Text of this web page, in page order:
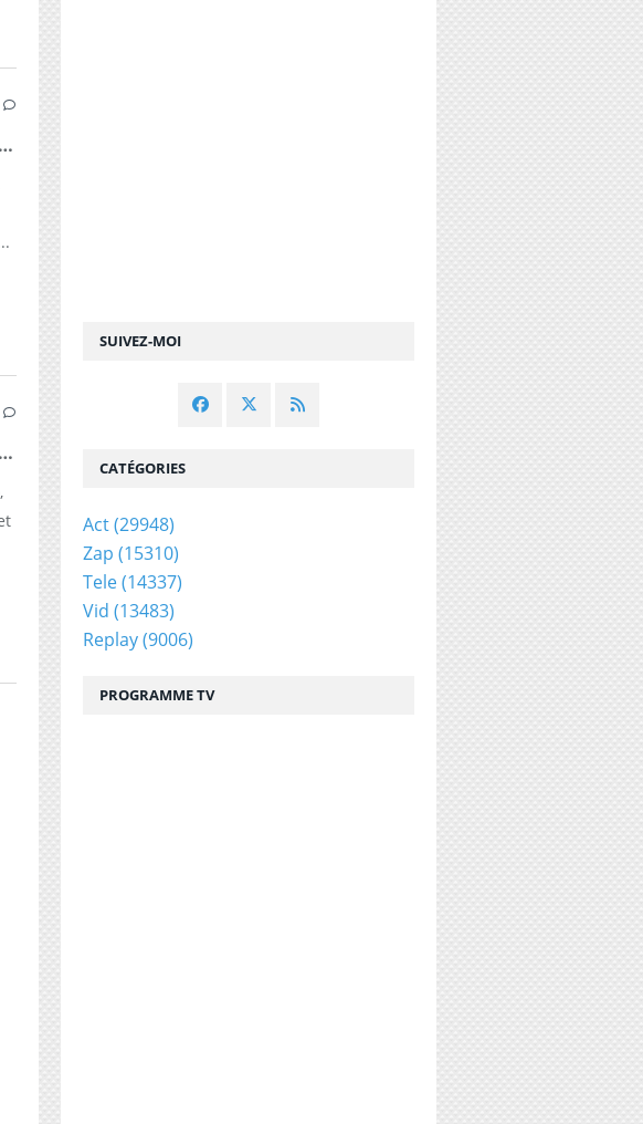
C'est mon choix - Je suis le roi du karaoké
Pas de pitié pour les croissants - Force croissants
SUIVEZ-MOI
CATÉGORIES
Act(29948)
Zap (15310)
Tele(14337)
Vid (13483)
Replay(9006)
PROGRAMME TV